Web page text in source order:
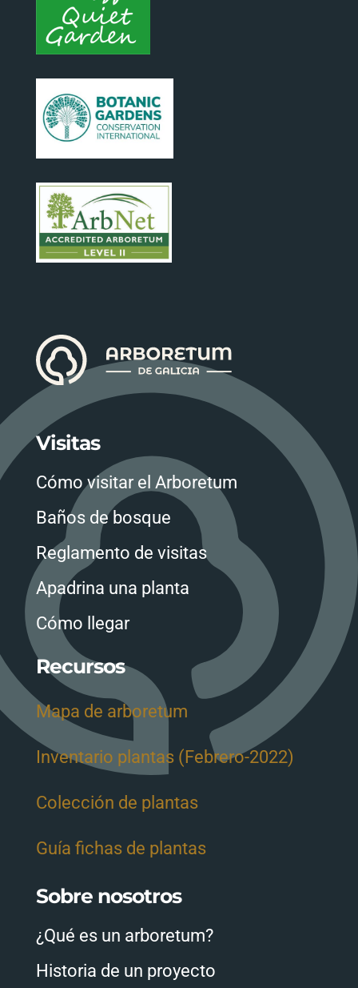
Visitas
Cómo visitar el Arboretum
Baños de bosque
Reglamento de visitas
Apadrina una planta
Cómo llegar
Recursos
Mapa de arboretum
Inventario plantas (Febrero-2022)
Colección de plantas
Guía fichas de plantas
Sobre nosotros
¿Qué es un arboretum?
Historia de un proyecto